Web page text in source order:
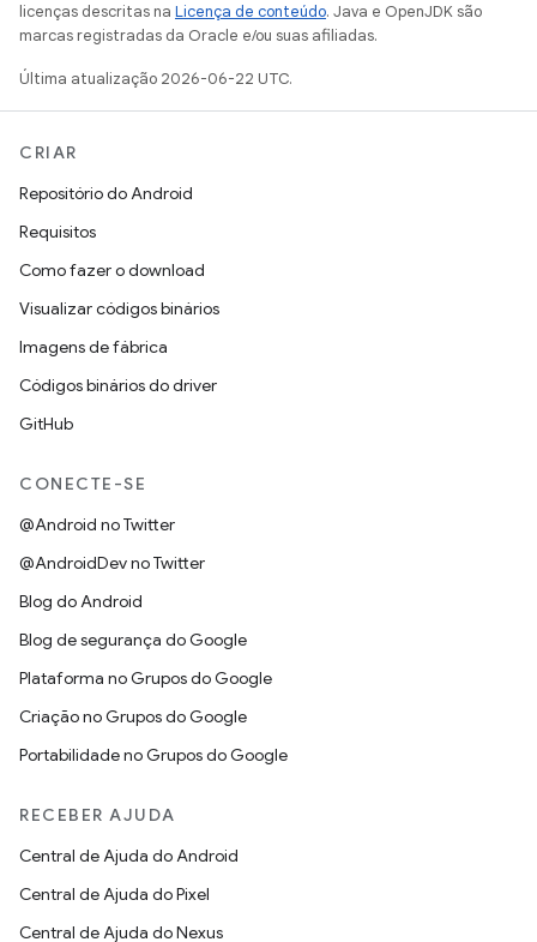
licenças descritas na Licença de conteúdo. Java e OpenJDK são
marcas registradas da Oracle e/ou suas afiliadas.
Última atualização 2026-06-22 UTC.
CRIAR
Repositório do Android
Requisitos
Como fazer o download
Visualizar códigos binários
Imagens de fábrica
Códigos binários do driver
GitHub
CONECTE-SE
@Android no Twitter
@AndroidDev no Twitter
Blog do Android
Blog de segurança do Google
Plataforma no Grupos do Google
Criação no Grupos do Google
Portabilidade no Grupos do Google
RECEBER AJUDA
Central de Ajuda do Android
Central de Ajuda do Pixel
Central de Ajuda do Nexus